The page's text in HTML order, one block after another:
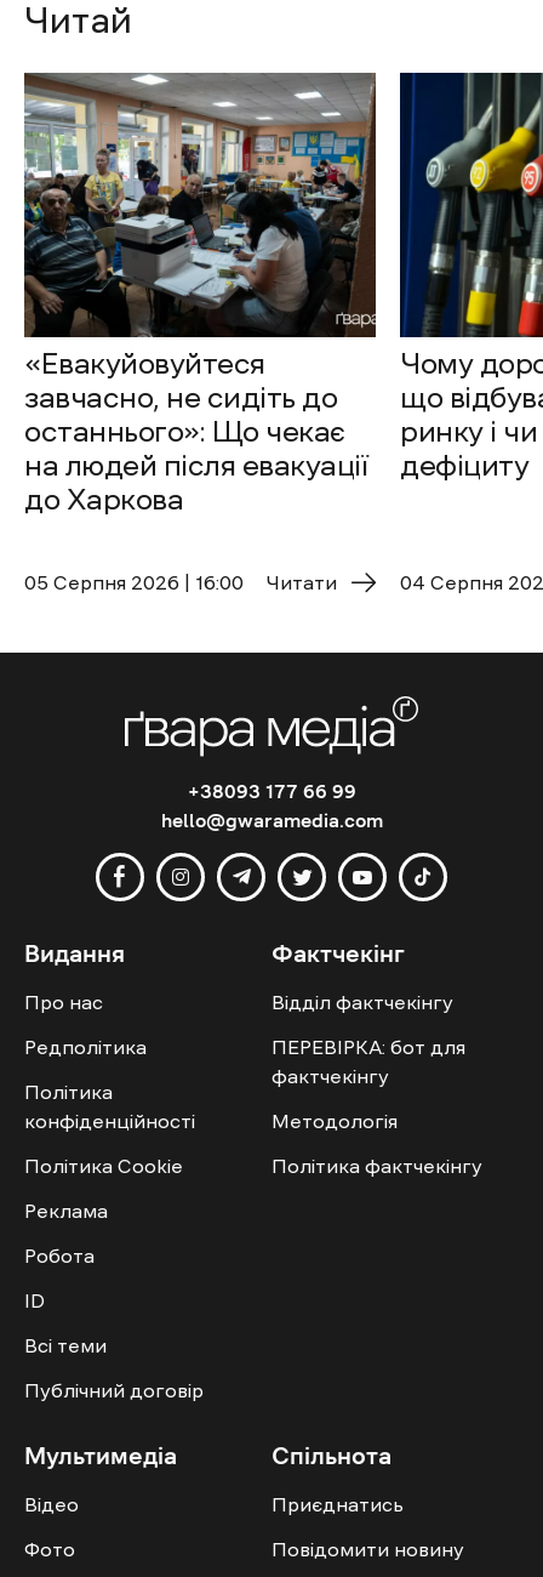
Читай
«Евакуйовуйтеся
завчасно, не сидіть до
останнього»: Що чекає
на людей після евакуації
до Харкова
05 Cерпня 2026 | 16:00 Читати
Чому
що
ринку і
дефіциту
04 Cерпня
+38093 177 66 99
hello@gwaramedia.com
Видання
Про нас
Редполітика
Політика
конфіденційності
Політика Cookie
Реклама
Робота
ID
Всі теми
Публічний договір
Фактчекінг
Відділ фактчекінгу
ПЕРЕВІРКА: бот для
фактчекінгу
Методологія
Політика фактчекінгу
Мультимедіа
Відео
Фото
Спільнота
Приєднатись
Повідомити новину